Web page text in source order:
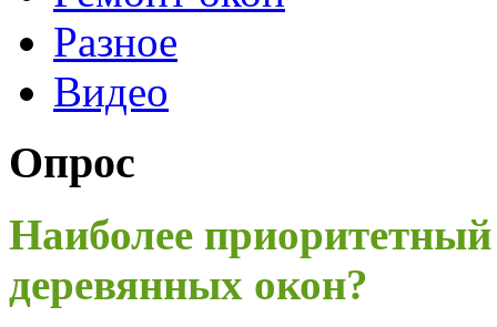
Разное
Видео
Опрос
Наиболее
деревянных окон?